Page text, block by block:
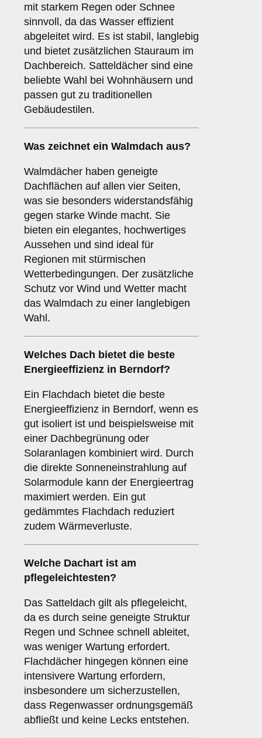
mit starkem Regen oder Schnee
sinnvoll, da das Wasser effizient
abgeleitet wird. Es ist stabil, langlebig
und bietet zusätzlichen Stauraum im
Dachbereich. Satteldächer sind eine
beliebte Wahl bei Wohnhäusern und
passen gut zu traditionellen
Gebäudestilen.
Was zeichnet ein Walmdach aus?
Walmdächer haben geneigte
Dachflächen auf allen vier Seiten,
was sie besonders widerstandsfähig
gegen starke Winde macht. Sie
bieten ein elegantes, hochwertiges
Aussehen und sind ideal für
Regionen mit stürmischen
Wetterbedingungen. Der zusätzliche
Schutz vor Wind und Wetter macht
das Walmdach zu einer langlebigen
Wahl.
Welches Dach bietet die beste
Energieeffizienz in Berndorf?
Ein Flachdach bietet die beste
Energieeffizienz in Berndorf, wenn es
gut isoliert ist und beispielsweise mit
einer Dachbegrünung oder
Solaranlagen kombiniert wird. Durch
die direkte Sonneneinstrahlung auf
Solarmodule kann der Energieertrag
maximiert werden. Ein gut
gedämmtes Flachdach reduziert
zudem Wärmeverluste.
Welche Dachart ist am
pflegeleichtesten?
Das Satteldach gilt als pflegeleicht,
da es durch seine geneigte Struktur
Regen und Schnee schnell ableitet,
was weniger Wartung erfordert.
Flachdächer hingegen können eine
intensivere Wartung erfordern,
insbesondere um sicherzustellen,
dass Regenwasser ordnungsgemäß
abfließt und keine Lecks entstehen.